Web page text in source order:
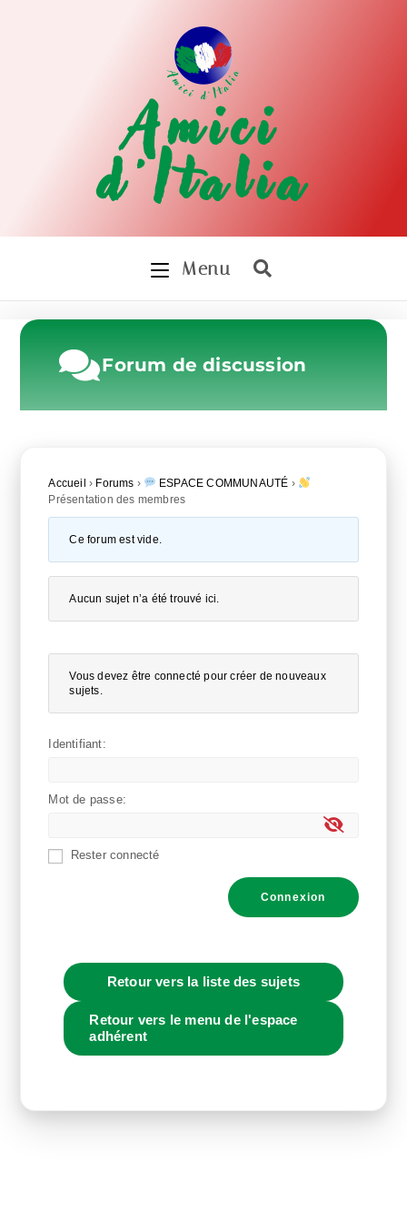
Amici
d'Italia
Menu
Forum de discussion
Accueil › Forums › ESPACE COMMUNAUTÉ ›
Présentation des membres
Ce forum est vide.
Aucun sujet n’a été trouvé ici.
Vous devez être connecté pour créer de nouveaux
sujets.
Identifiant:
Mot de passe:
Rester connecté
Connexion
Retour vers la liste des sujets
Retour vers le menu de l'espace
adhérent